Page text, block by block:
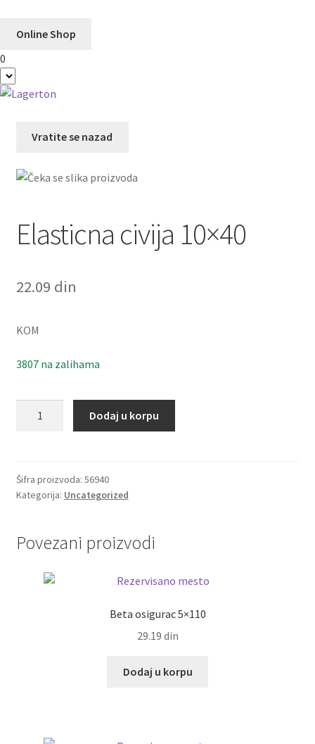
Online Shop
0
Vratite se nazad
Elasticna civija 10×40
22.09 din
KOM
3807 na zalihama
Dodaj u korpu
Šifra proizvoda: 56940
Kategorija: Uncategorized
Povezani proizvodi
Beta osigurac 5×110
29.19 din
Dodaj u korpu